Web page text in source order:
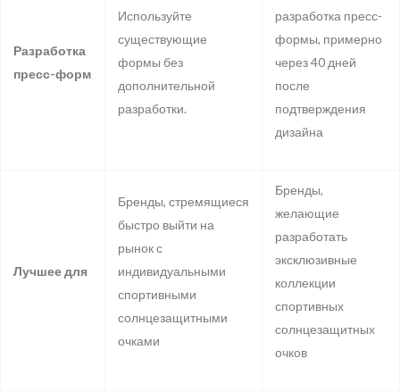
Разработка
пресс-форм
Используйте
существующие
формы без
дополнительной
разработки.
разработка пресс-
формы, примерно
через 40 дней
после
подтверждения
дизайна
Лучшее для
Бренды, стремящиеся
быстро выйти на
рынок с
индивидуальными
спортивными
солнцезащитными
очками
Бренды,
желающие
разработать
эксклюзивные
коллекции
спортивных
солнцезащитных
очков